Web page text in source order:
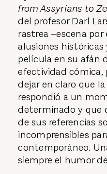
from Assyrians to
del profesor Darl
rastrea –escena
alusiones
película en su afán
efectividad cómica,
dejar en claro que
respondió a un
determinado y que
de sus referencias
incomprensibles
contemporáneo.
siempre el humor